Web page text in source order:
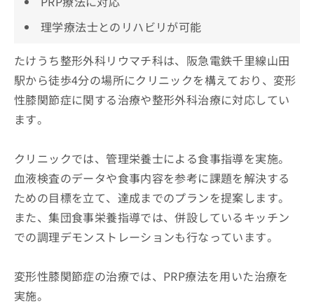
理学療法士とのリハビリが可能
たけうち整形外科リウマチ科は、阪急電鉄千里線山田
駅から徒歩4分の場所にクリニックを構えており、変形
性膝関節症に関する治療や整形外科治療に対応してい
ます。
クリニックでは、管理栄養士による食事指導を実施。
血液検査のデータや食事内容を参考に課題を解決する
ための目標を立て、達成までのプランを提案します。
また、集団食事栄養指導では、併設しているキッチン
での調理デモンストレーションも行なっています。
変形性膝関節症の治療では、PRP療法を用いた治療を
実施。